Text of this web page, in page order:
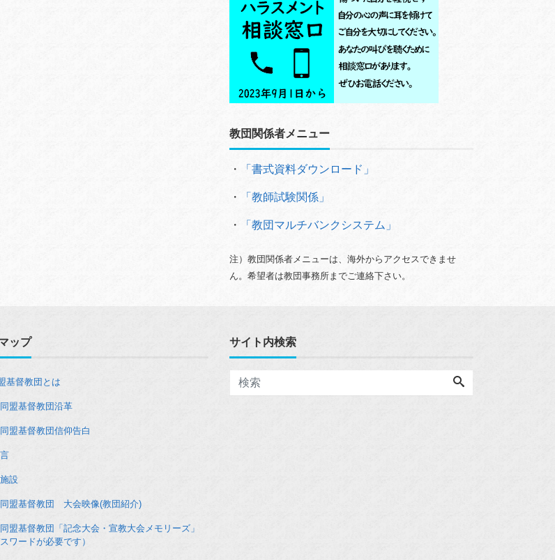
教団関係者メニュー
・ 「書式資料ダウンロード」
・ 「教師試験関係」
・ 「教団マルチバンクシステム」
注）教団関係者メニューは、海外からアクセスできませ
ん。希望者は教団事務所までご連絡下さい。
ップ
基督教団とは
盟基督教団沿革
盟基督教団信仰告白
設
同盟基督教団 大会映像(教団紹介)
盟基督教団「記念大会・宣教大会メモリーズ」
スワードが必要です）
サイト内検索